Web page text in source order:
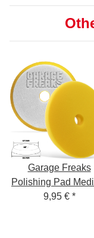
Garage Freaks
Polishing Pad
Cut Foam Pad -
9,95 € *